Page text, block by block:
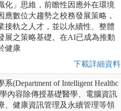
化」思維，前瞻性因應外在環境
數位大趨勢之校務發展策略，
接軌之人才，並以永續性、整體
展之策略基礎。在AI已成為推動
健康
下載詳細資料
(Department of Intelligent Healthc
學內容除傳授基礎醫學、電腦資訊
、健康資訊管理及永續管理等領